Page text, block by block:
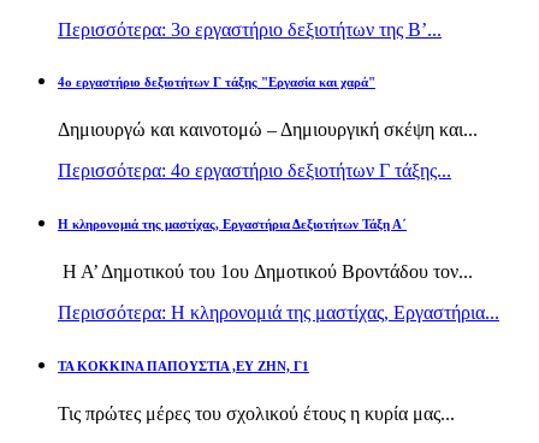
Περισσότερα: 3ο εργαστήριο δεξιοτήτων της Β’...
4ο εργαστήριο δεξιοτήτων Γ τάξης "Εργασία και χαρά"
Δημιουργώ και καινοτομώ – Δημιουργική σκέψη και...
Περισσότερα: 4ο εργαστήριο δεξιοτήτων Γ τάξης...
H κληρονομιά της μαστίχας, Εργαστήρια Δεξιοτήτων Τάξη Α΄
Η Α’ Δημοτικού του 1ου Δημοτικού Βροντάδου τον...
Περισσότερα: H κληρονομιά της μαστίχας, Εργαστήρια...
TA KOKKINA ΠΑΠΟΥΣΤΙΑ ,ΕΥ ΖΗΝ, Γ1
Τις πρώτες μέρες του σχολικού έτους η κυρία μας...